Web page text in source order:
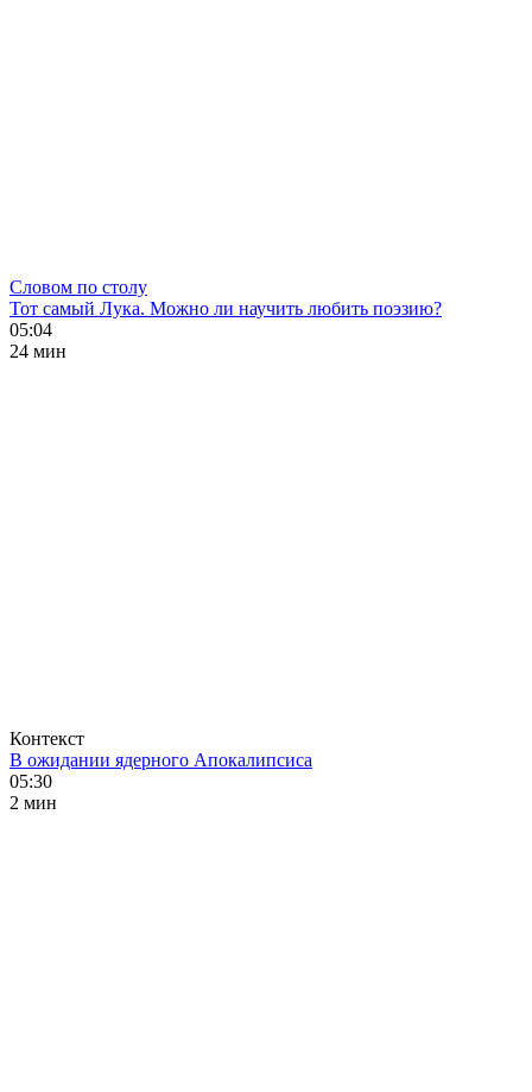
Словом по столу
Тот самый Лука. Можно ли научить любить поэзию?
05:04
24 мин
Контекст
В ожидании ядерного Апокалипсиса
05:30
2 мин